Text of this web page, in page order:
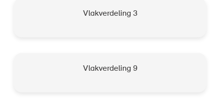
Vlakverdeling 3
Vlakverdeling 9